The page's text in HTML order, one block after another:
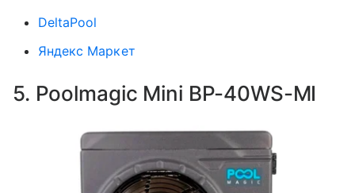
DeltaPool
Яндекс Маркет
5. Poolmagic Mini BP-40WS-MI